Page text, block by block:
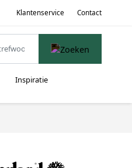
Klantenservice Contact
Inspiratie